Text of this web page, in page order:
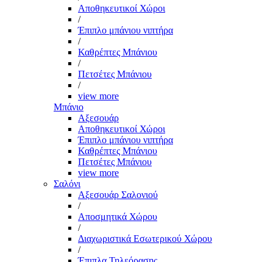
Αποθηκευτικοί Χώροι
/
Έπιπλο μπάνιου νιπτήρα
/
Καθρέπτες Μπάνιου
/
Πετσέτες Μπάνιου
/
view more
Μπάνιο
Αξεσουάρ
Αποθηκευτικοί Χώροι
Έπιπλο μπάνιου νιπτήρα
Καθρέπτες Μπάνιου
Πετσέτες Μπάνιου
view more
Σαλόνι
Αξεσουάρ Σαλονιού
/
Αποσμητικά Χώρου
/
Διαχωριστικά Εσωτερικού Χώρου
/